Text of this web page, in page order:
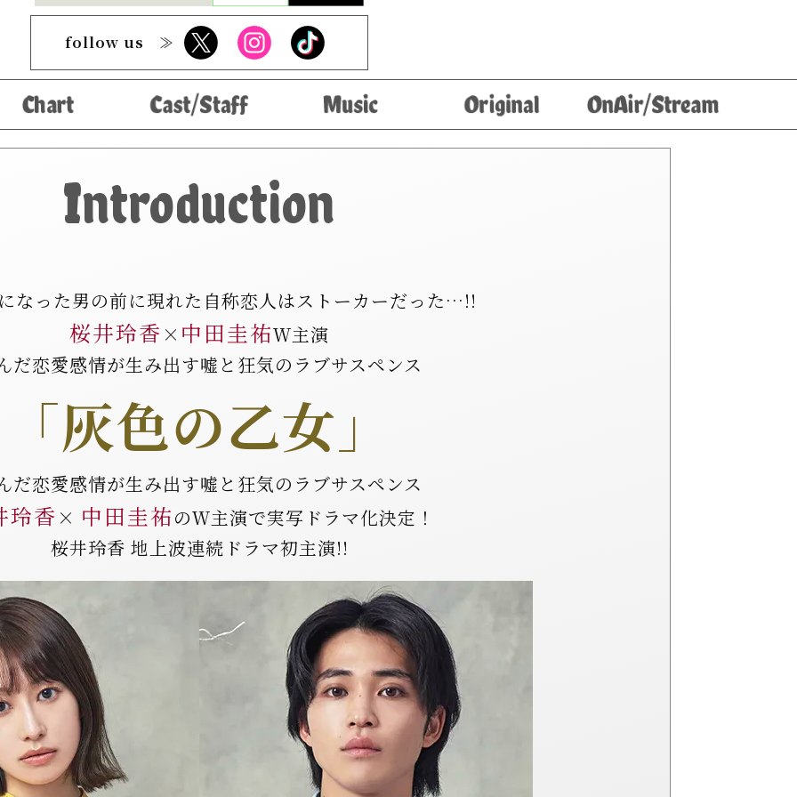
follow us ≫
Introduction
なった男の前に現れた 自称恋人はストーカーだった…!!
桜井玲香 × 中田圭祐Ｗ主演
だ恋愛感情が生み出す嘘と狂気のラブサスペンス
「灰色の乙女 」
だ恋愛感情が生み出す嘘と狂気のラブサスペンス
玲香 × 中田圭祐のＷ主演で実写ドラマ化決定！
桜井玲香 地上波連続ドラマ初主演!!